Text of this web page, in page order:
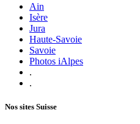
Ain
Isère
Jura
Haute-Savoie
Savoie
Photos iAlpes
.
.
Nos sites Suisse